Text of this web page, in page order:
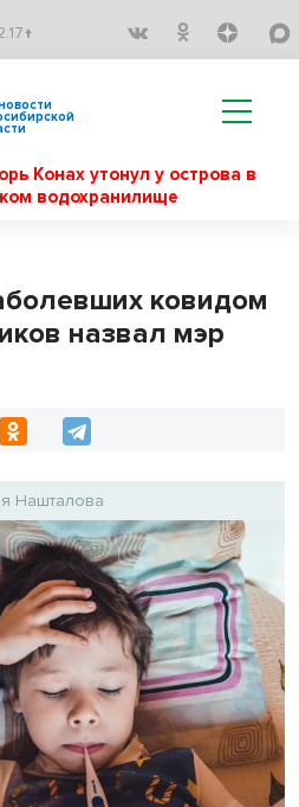
Конах утонул у острова в
водохранилище
ковидом
назвал мэр
Нашталова